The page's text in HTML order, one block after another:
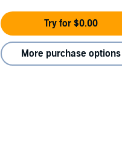
Try for $0.00
More purchase options